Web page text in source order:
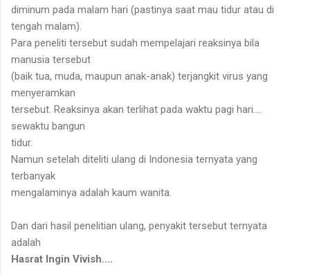
diminum pada malam hari (pastinya saat mau tidur atau di
tengah malam).
Para peneliti tersebut sudah mempelajari reaksinya bila
manusia tersebut
(baik tua, muda, maupun anak-anak) terjangkit virus yang
menyeramkan
tersebut. Reaksinya akan terlihat pada waktu pagi hari....
sewaktu bangun
tidur.
Namun setelah diteliti ulang di Indonesia ternyata yang
terbanyak
mengalaminya adalah kaum wanita.
Dan dari hasil penelitian ulang, penyakit tersebut ternyata
adalah
Hasrat Ingin Vivish....